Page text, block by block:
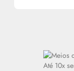
Siga nosso
Até 10x